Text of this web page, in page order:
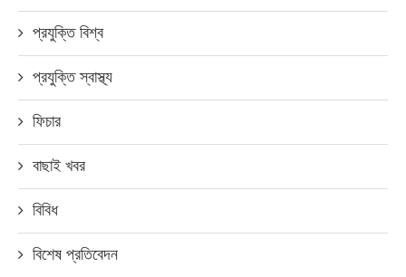
প্রযুক্তি বিশ্ব
প্রযুক্তি স্বাস্থ্য
ফিচার
বাছাই খবর
বিবিধ
বিশেষ প্রতিবেদন